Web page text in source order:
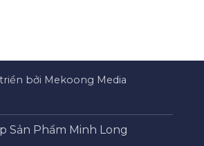
bởi Mekoong Media
Sản Phẩm Minh Long